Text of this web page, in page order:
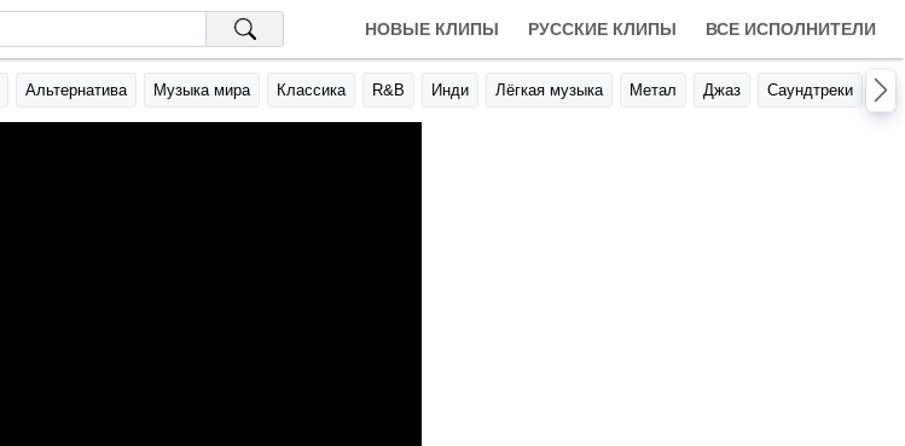
НОВЫЕ КЛИПЫ РУССКИЕ КЛИПЫ ВСЕ ИСПОЛНИТЕЛИ
Альтернатива Музыка мира Классика R&B Инди Лёгкая музыка Метал Джаз Саундтреки